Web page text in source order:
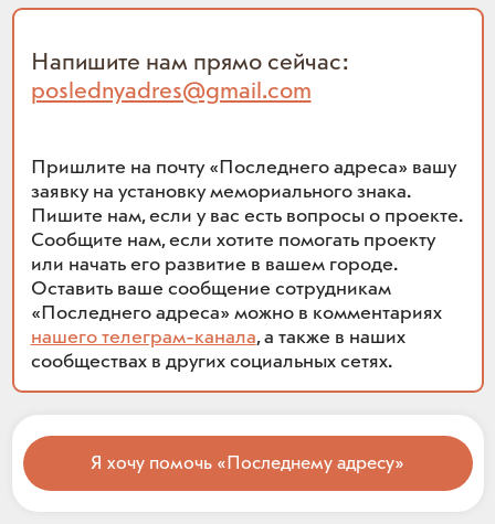
Напишите нам прямо сейчас:
poslednyadres@gmail.com
Пришлите на почту «Последнего адреса» вашу
заявку на установку мемориального знака.
Пишите нам, если у вас есть вопросы о проекте.
Сообщите нам, если хотите помогать проекту
или начать его развитие в вашем городе.
Оставить ваше сообщение сотрудникам
«Последнего адреса» можно в комментариях
нашего телеграм-канала, а также в наших
сообществах в других социальных сетях.
Я хочу помочь «Последнему адресу»